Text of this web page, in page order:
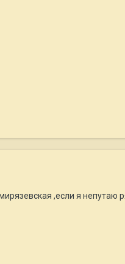
,если я непутаю